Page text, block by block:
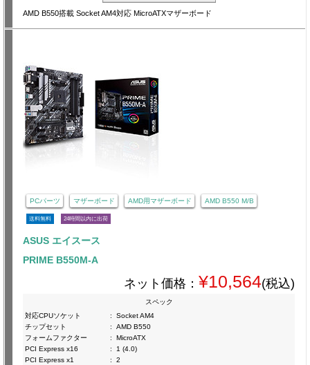
AMD B550搭載 Socket AM4対応 MicroATXマザーボード
PCパーツ マザーボード AMD用マザーボード AMD B550 M/B
送料無料 24時間以内に出荷
ASUS エイスース
PRIME B550M-A
ネット価格： ¥10,564(税込)
スペック
対応CPUソケット
:
Socket AM4
チップセット
:
AMD B550
フォームファクター
:
MicroATX
PCI Express x16
:
1 (4.0)
PCI Express x1
:
2